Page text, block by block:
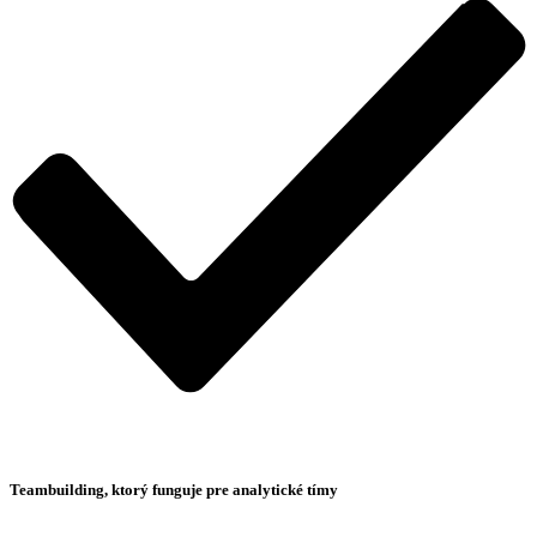
Teambuilding, ktorý funguje pre analytické tímy